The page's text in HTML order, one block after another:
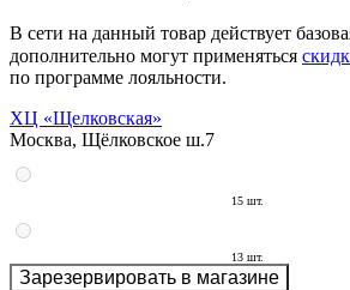
В сети на данный товар действует
дополнительно могут применяться
по программе лояльности.
ХЦ «Щелковская»
Москва, Щёлковское ш.7
15 шт.
13 шт.
Зарезервировать в магазине